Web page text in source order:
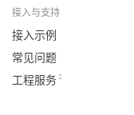
接入与支持
接入示例
常见问题
工程服务